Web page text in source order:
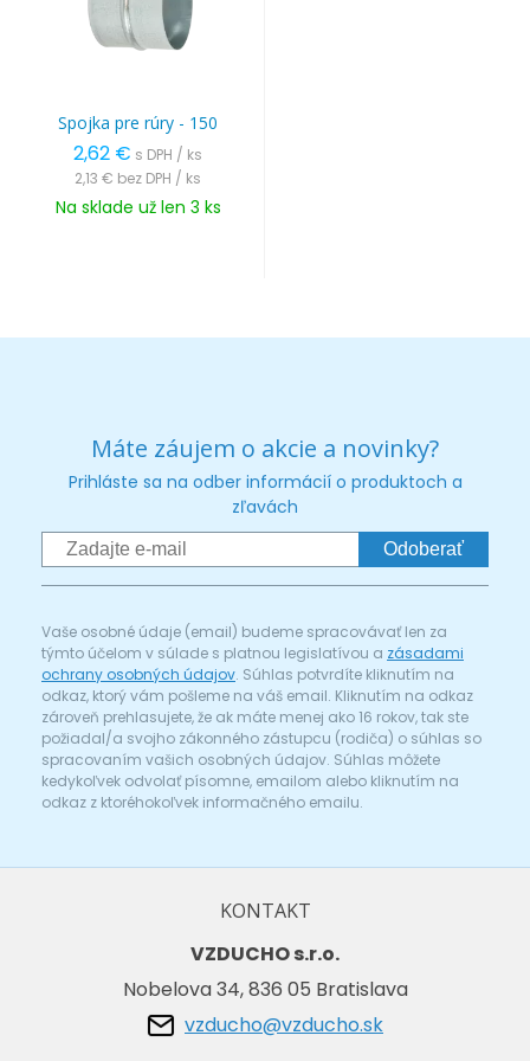
Spojka pre rúry - 150
2,62 € s DPH / ks
2,13 € bez DPH / ks
Na sklade už len 3 ks
Máte záujem o akcie a novinky?
Prihláste sa na odber informácií o produktoch a
zľavách
Odoberať
Vaše osobné údaje (email) budeme spracovávať len za
týmto účelom v súlade s platnou legislatívou a zásadami
ochrany osobných údajov. Súhlas potvrdíte kliknutím na
odkaz, ktorý vám pošleme na váš email. Kliknutím na odkaz
zároveň prehlasujete, že ak máte menej ako 16 rokov, tak ste
požiadal/a svojho zákonného zástupcu (rodiča) o súhlas so
spracovaním vašich osobných údajov. Súhlas môžete
kedykoľvek odvolať písomne, emailom alebo kliknutím na
odkaz z ktoréhokoľvek informačného emailu.
KONTAKT
VZDUCHO s.r.o.
Nobelova 34, 836 05 Bratislava
vzducho@vzducho.sk